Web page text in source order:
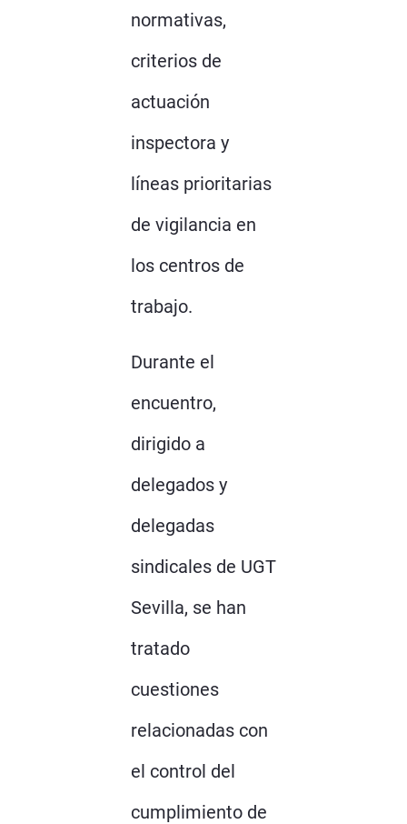
normativas,
criterios de
actuación
inspectora y
líneas prioritarias
de vigilancia en
los centros de
trabajo.
Durante el
encuentro,
dirigido a
delegados y
delegadas
sindicales de UGT
Sevilla, se han
tratado
cuestiones
relacionadas con
el control del
cumplimiento de